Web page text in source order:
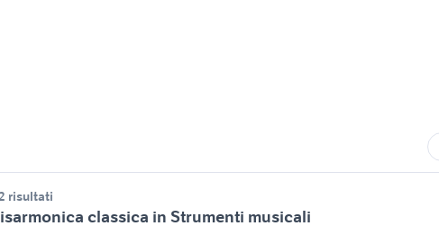
risultati
classica in Strumenti musicali